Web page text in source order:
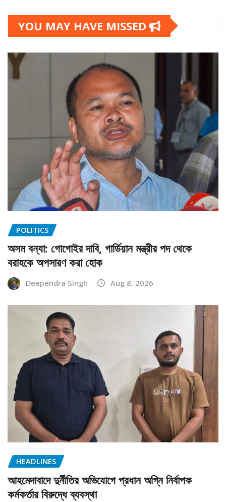
YOU MAY HAVE MISSED
POLITICS
অসম বন্যা: গোগোইর দাবি, গার্ডিয়ান মন্ত্রীর পদ থেকে
বরাহকে অপসারণ করা হোক
Deependra Singh Aug 8, 2026
HEADLINES
আহমেদাবাদে দুর্নীতির অভিযোগে প্রধান অগ্নি নির্বাপক
কর্মকর্তার বিরুদ্ধে ব্যবস্থা